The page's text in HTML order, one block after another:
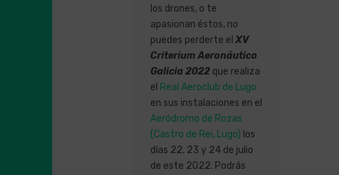
los drones, o te
apasionan éstos, no
puedes perderte elXV
Criterium Aeronáutico
Galicia 2022 que realiza
el Real Aeroclub de Lugo
en sus instalaciones en el
Aeródromo de Rozas
(Castro de Rei, Lugo) los
días 22, 23 y 24 de julio
de este 2022. Podrás